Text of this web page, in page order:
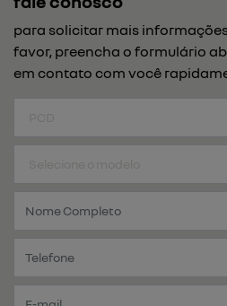
para solicitar mais
favor, preencha o formulário
em contato com você